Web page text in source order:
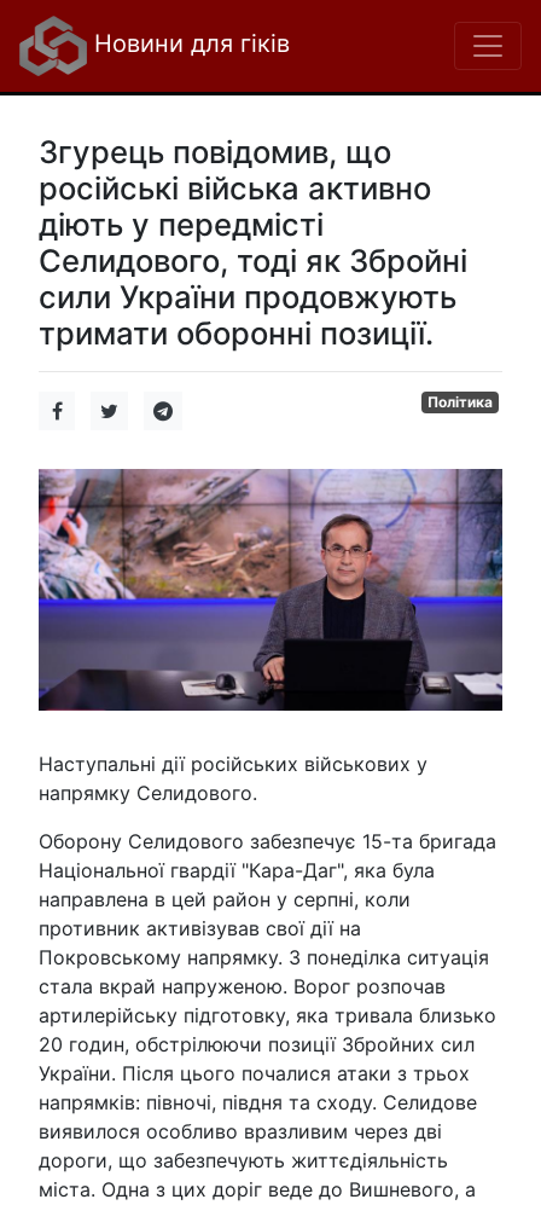
Новини для гіків
Згурець повідомив, що
російські війська активно
діють у передмісті
Селидового, тоді як Збройні
сили України продовжують
тримати оборонні позиції.
Політика
Наступальні дії російських військових у
напрямку Селидового.
Оборону Селидового забезпечує 15-та бригада
Національної гвардії "Кара-Даг", яка була
направлена в цей район у серпні, коли
противник активізував свої дії на
Покровському напрямку. З понеділка ситуація
стала вкрай напруженою. Ворог розпочав
артилерійську підготовку, яка тривала близько
20 годин, обстрілюючи позиції Збройних сил
України. Після цього почалися атаки з трьох
напрямків: півночі, півдня та сходу. Селидове
виявилося особливо вразливим через дві
дороги, що забезпечують життєдіяльність
міста. Одна з цих доріг веде до Вишневого, а